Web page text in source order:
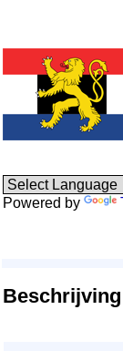
Powered by
Beschrijving